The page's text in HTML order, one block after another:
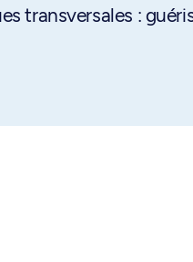
transversales :